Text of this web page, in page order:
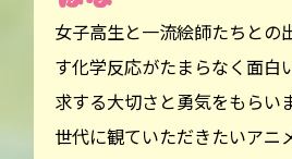
女子高生と一流絵師たちとの
す化学反応がたまらなく面白
求する大切さと勇気をもらい
世代に観ていただきたいアニ